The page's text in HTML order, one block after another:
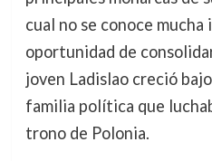
cual no se conoce
oportunidad de
joven Ladislao creció
familia política que
trono de Polonia.